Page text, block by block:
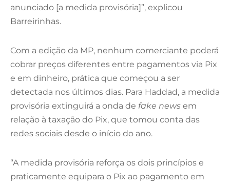
anunciado [a medida provisória]”, explicou
Barreirinhas.
Com a edição da MP, nenhum comerciante poderá
cobrar preços diferentes entre pagamentos via Pix
e em dinheiro, prática que começou a ser
detectada nos últimos dias. Para Haddad, a medida
provisória extinguirá a onda de fake news em
relação à taxação do Pix, que tomou conta das
redes sociais desde o início do ano.
“A medida provisória reforça os dois princípios e
praticamente equipara o Pix ao pagamento em